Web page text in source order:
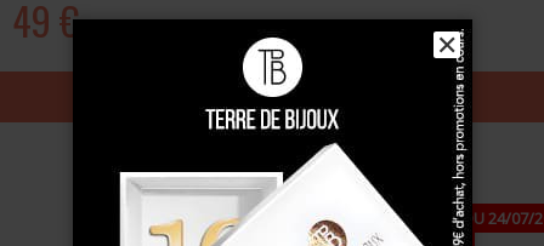
49 €
Ajouter au panier
PAUSE ESTIVALE : FERMETURE DU 24/
DE -10 % DÈS 49 €, CODE : ÉTÉ10
✕